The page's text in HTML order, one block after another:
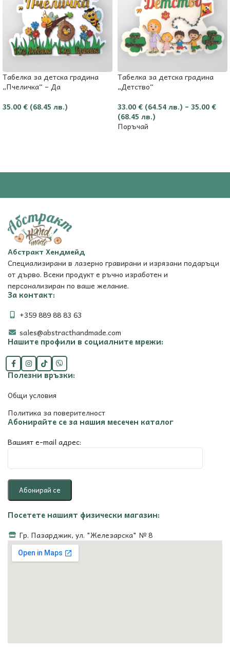
Табелка за детска градина
„Пчеличка“ – Да
35.00 € (68.45 лв.)
Табелка за детска градина
„Детство“
33.00 € (64.54 лв.) – 35.00 €
(68.45 лв.)
Поръчай
Абстракт Хендмейд
Специализирани в лазерно гравирани и изрязани подаръци
от дърво. Всеки продукт е ръчно изработен и
персонализиран по ваше желание.
За контакт:
+359 889 88 83 63
sales@abstracthandmade.com
Нашите профили в социалните мрежи:
Полезни връзки:
Общи условия
Политика за поверителност
Абонирайте се за нашия месечен каталог
Вашият e-mail адрес:
Посетете нашият физически магазин:
Гр. Пазарджик, ул. "Железарска" № 8